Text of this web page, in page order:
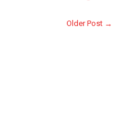
Older Post →